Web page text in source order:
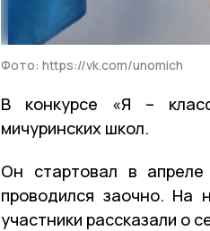
Фото: https://vk.com/unomich
В конкурсе «Я –
мичуринских школ.
Он стартовал в
проводился заочно. На
участники рассказали о